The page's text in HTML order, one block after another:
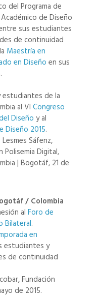
del Programa de
de Diseño
sus estudiantes
de continuidad
Maestría en
en Diseño en sus
de la
al VI Congreso
Diseño y al
Diseño 2015.
Sáfenz,
Digital,
| Bogotáf, 21 de
/ Colombia
al Foro de
Bilateral.
en
estudiantes y
de continuidad
Fundación
de 2015.